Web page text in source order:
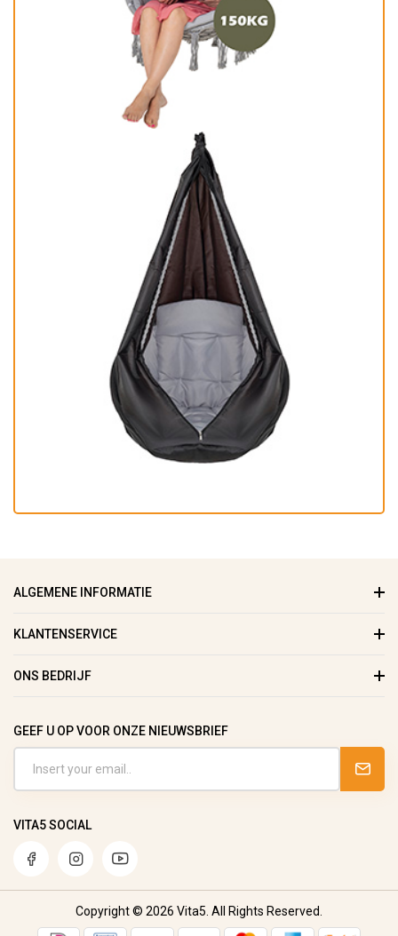
ALGEMENE INFORMATIE
KLANTENSERVICE
ONS BEDRIJF
GEEF U OP VOOR ONZE NIEUWSBRIEF
VITA5 SOCIAL
Copyright © 2026 Vita5. All Rights Reserved.